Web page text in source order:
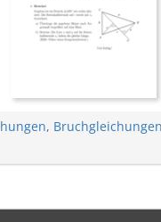
, Bruchgleichungen